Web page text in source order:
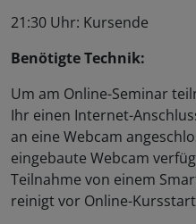
21:30 Uhr: Kursende
Benötigte Technik:
Um am Online-Seminar
Ihr einen Internet-
an eine Webcam
eingebaute Webcam
Teilnahme von einem
reinigt vor Online-